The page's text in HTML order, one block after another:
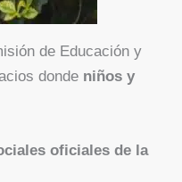
de Educación y
donde niños y
oficiales de la